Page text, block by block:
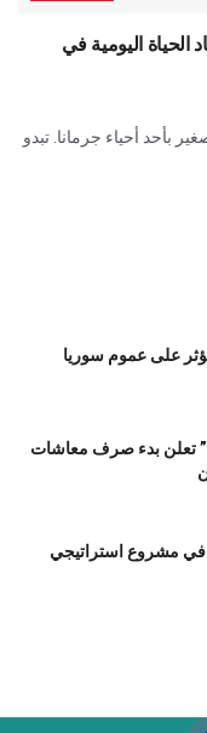
اليومية في
بأحد أحياء جرمانا. تبدو
على عموم سوريا
تعلن بدء صرف معاشات
في مشروع استراتيجي